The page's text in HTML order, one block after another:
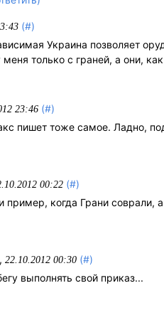
(#)
Украина позволяет
только с граней, а они,
23:46 (#)
пишет тоже самое. Ладно,
00:22 (#)
пример, когда Грани
, 22.10.2012 00:30 (#)
выполнять свой приказ...